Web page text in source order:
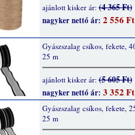
ajánlott kisker ár:(4 365 Ft)
nagyker nettó ár: 2 556 Ft
Gyászszalag csíkos, fekete,
25 m
ajánlott kisker ár:(5 605 Ft)
nagyker nettó ár: 3 352 Ft
Gyászszalag csíkos, fekete,
25 m